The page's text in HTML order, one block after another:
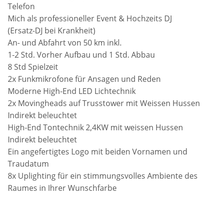
Telefon
Mich als professioneller Event & Hochzeits DJ
(Ersatz-DJ bei Krankheit)
An- und Abfahrt von 50 km inkl.
1-2 Std. Vorher Aufbau und 1 Std. Abbau
8 Std Spielzeit
2x Funkmikrofone für Ansagen und Reden
Moderne High-End LED Lichtechnik
2x Movingheads auf Trusstower mit Weissen Hussen
Indirekt beleuchtet
High-End Tontechnik 2,4KW mit weissen Hussen
Indirekt beleuchtet
Ein angefertigtes Logo mit beiden Vornamen und
Traudatum
8x Uplighting für ein stimmungsvolles Ambiente des
Raumes in Ihrer Wunschfarbe